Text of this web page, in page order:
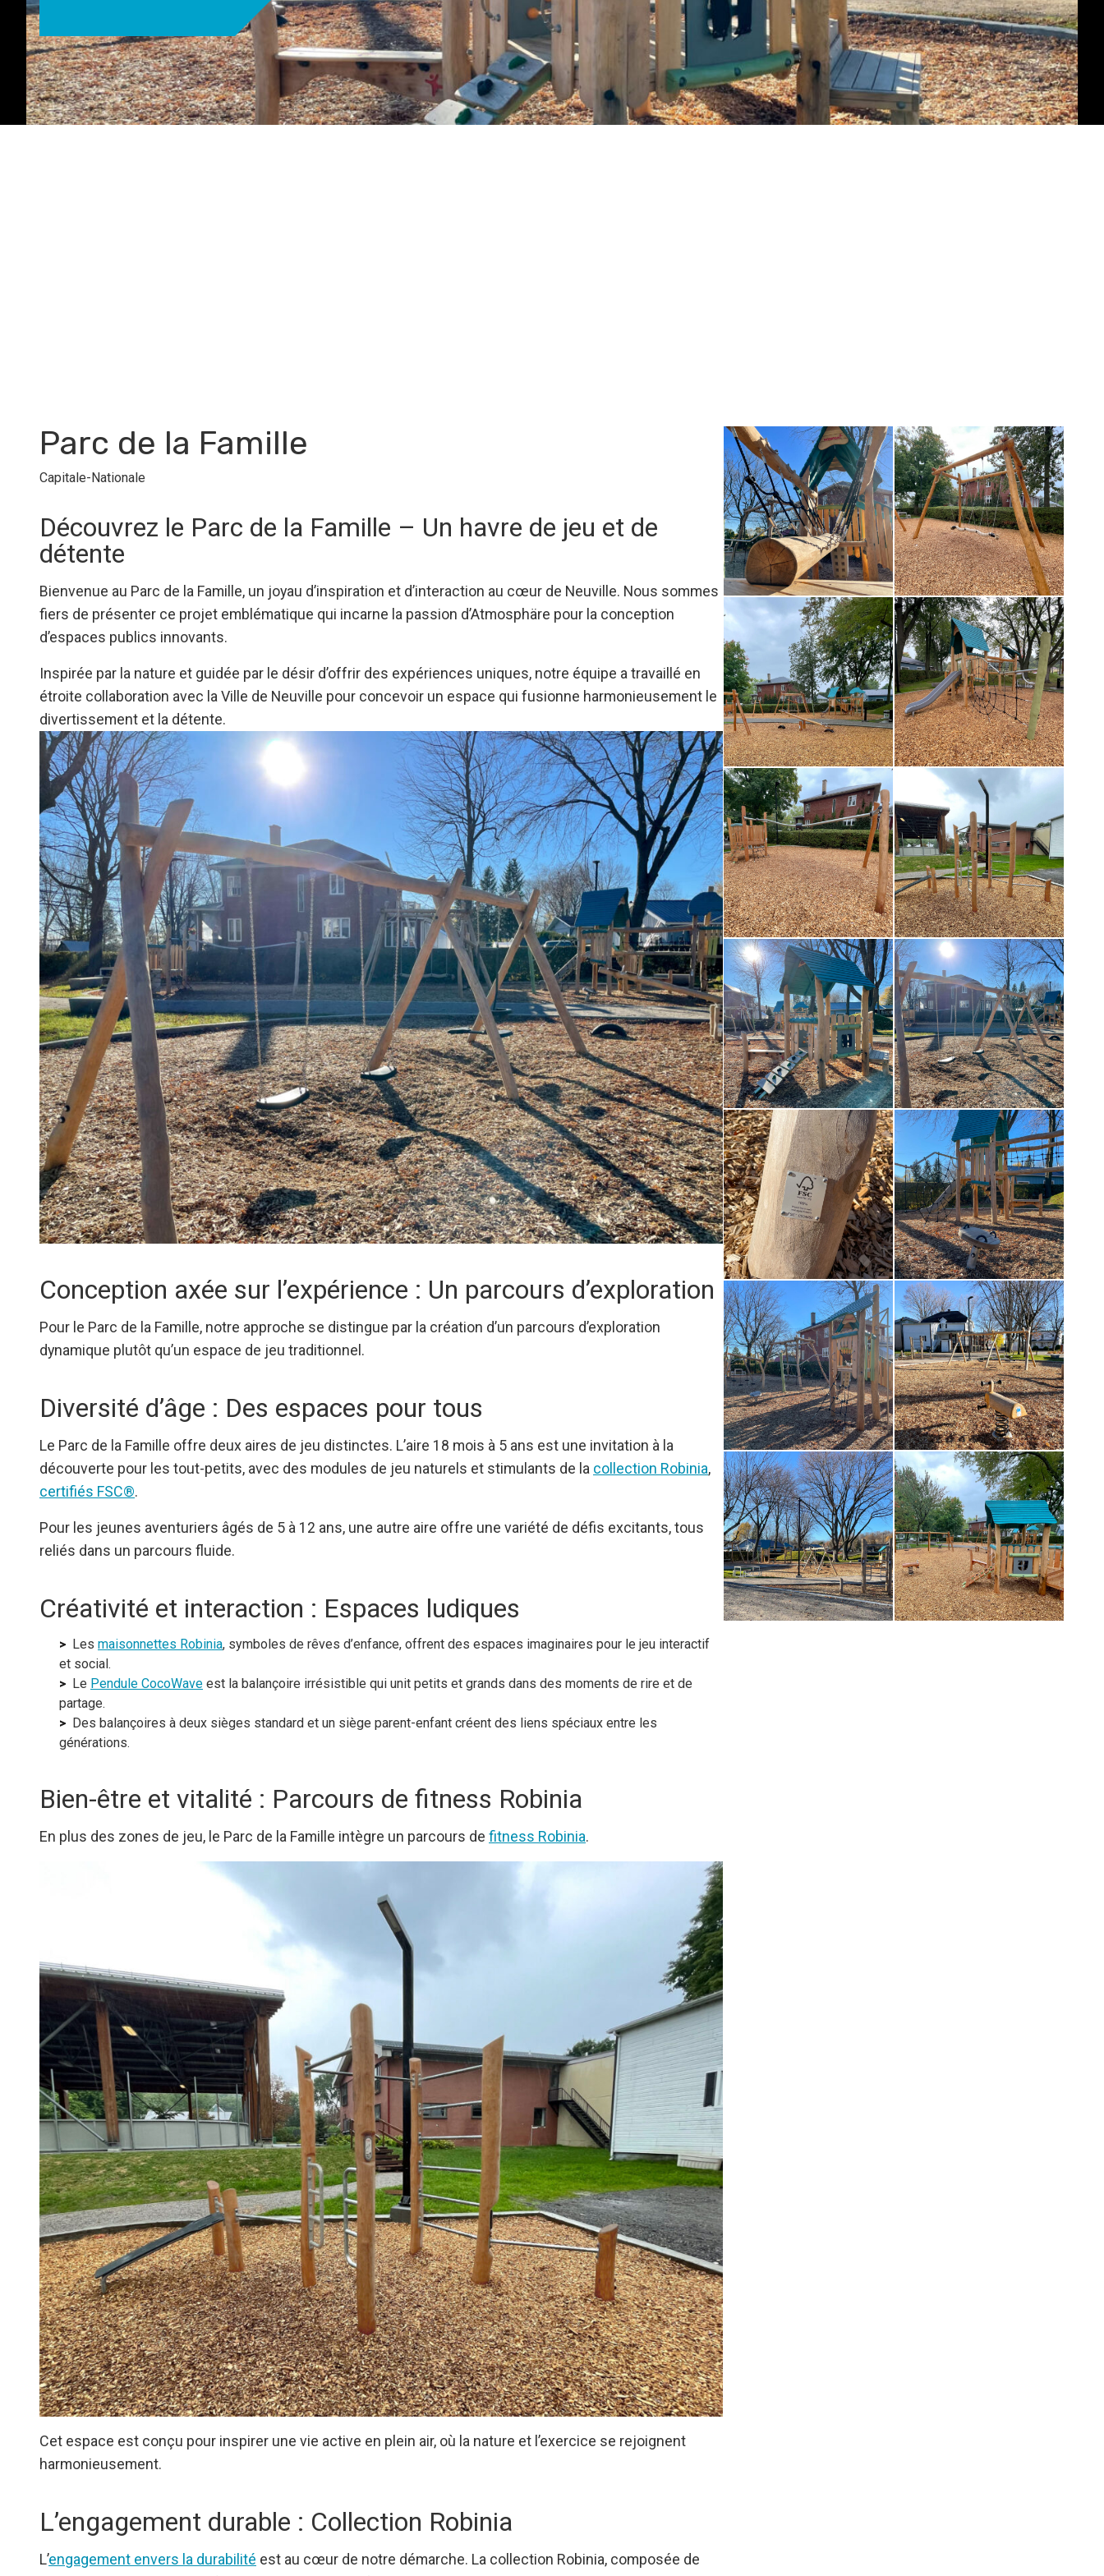
Parc de la Famille
Capitale-Nationale
Découvrez le Parc de la Famille – Un havre de jeu et de
détente
Bienvenue au Parc de la Famille, un joyau d’inspiration et d’interaction au cœur de Neuville. Nous sommes
fiers de présenter ce projet emblématique qui incarne la passion d’Atmosphäre pour la conception
d’espaces publics innovants.
Inspirée par la nature et guidée par le désir d’offrir des expériences uniques, notre équipe a travaillé en
étroite collaboration avec la Ville de Neuville pour concevoir un espace qui fusionne harmonieusement le
divertissement et la détente.
Conception axée sur l’expérience : Un parcours d’exploration
Pour le Parc de la Famille, notre approche se distingue par la création d’un parcours d’exploration
dynamique plutôt qu’un espace de jeu traditionnel.
Diversité d’âge : Des espaces pour tous
Le Parc de la Famille offre deux aires de jeu distinctes. L’aire 18 mois à 5 ans est une invitation à la
découverte pour les tout-petits, avec des modules de jeu naturels et stimulants de la collection Robinia,
certifiés FSC®.
Pour les jeunes aventuriers âgés de 5 à 12 ans, une autre aire offre une variété de défis excitants, tous
reliés dans un parcours fluide.
Créativité et interaction : Espaces ludiques
Les maisonnettes Robinia, symboles de rêves d’enfance, offrent des espaces imaginaires pour le jeu interactif
et social.
Le Pendule CocoWave est la balançoire irrésistible qui unit petits et grands dans des moments de rire et de
partage.
Des balançoires à deux sièges standard et un siège parent-enfant créent des liens spéciaux entre les
générations.
Bien-être et vitalité : Parcours de fitness Robinia
En plus des zones de jeu, le Parc de la Famille intègre un parcours de fitness Robinia.
Cet espace est conçu pour inspirer une vie active en plein air, où la nature et l’exercice se rejoignent
harmonieusement.
L’engagement durable : Collection Robinia
L’engagement envers la durabilité est au cœur de notre démarche. La collection Robinia, composée de